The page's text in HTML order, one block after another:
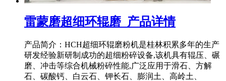
雷蒙磨超细环辊磨_产品详情
产品简介：HCH超细环辊磨粉机是桂林积累多年的生产
研发经验新研制成功的超细粉碎设备,该机具有辊压、碾
磨、冲击等综合机械粉碎性能,广泛应用于滑石、方解
石、碳酸钙、白云石、钾长石、膨润土、高岭土、